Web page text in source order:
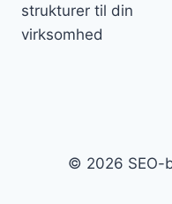
strukturer til din
virksomhed
© 2026 SEO-